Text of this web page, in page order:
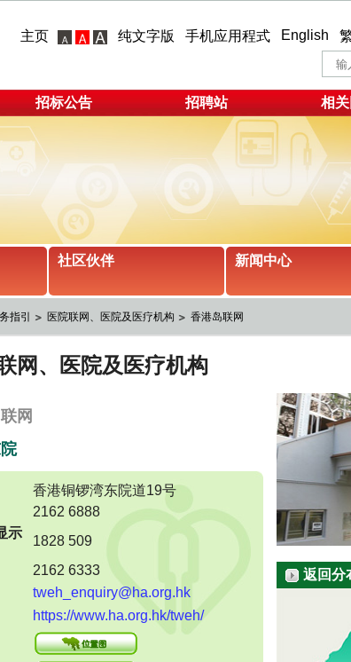
主页 纯文字版 手机应用程式 English
招标公告 招聘站 相
社区伙伴 新闻中心
指引 医院联网、医院及医疗机构 香港岛联网